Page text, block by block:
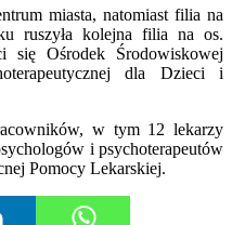
miasta, natomiast filia na
ruszyła kolejna filia na os.
się Ośrodek Środowiskowej
dla Dzieci i
w tym 12 lekarzy
i psychoterapeutów
Pomocy Lekarskiej.